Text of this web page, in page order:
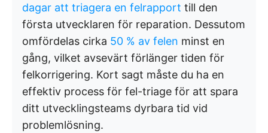
dagar att triagera en felrapport till den
första utvecklaren för reparation. Dessutom
omfördelas cirka 50 % av felen minst en
gång, vilket avsevärt förlänger tiden för
felkorrigering. Kort sagt måste du ha en
effektiv process för fel-triage för att spara
ditt utvecklingsteams dyrbara tid vid
problemlösning.